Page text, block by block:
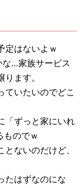
定はないよｗ
な…家族サービス
ます。
ていたいのでどこ
「ずっと家にいれ
のでｗ
ないのだけど、
たはずなのにな